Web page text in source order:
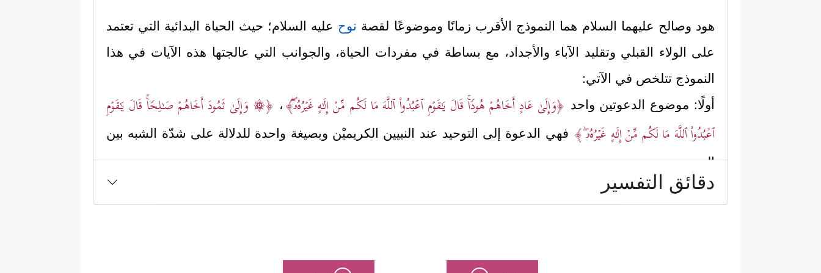
هود وصالح عليهما السلام هما النموذج الأقرب زمانًا وموضوعًا لقصة نوح عليه السلام؛ حيث الحياة البدائية التي تعتمد
على الولاء القبلي وتقليد الآباء والأجداد، مع بساطة في مفردات الحياة، والجوانب التي عالجتها هذه الآيات في هذا
النموذج تتلخص في الآتي:
أولًا: موضوع الدعوتين واحد ﴿وَإِلَىٰ عَادٍ أَخَاهُمۡ هُودࣰاۚ قَالَ یَـٰقَوۡمِ ٱعۡبُدُواْ ٱللَّهَ مَا لَكُم مِّنۡ إِلَـٰهٍ غَیۡرُهُۥۤۖ﴾ ، ﴿۞ وَإِلَىٰ ثَمُودَ أَخَاهُمۡ صَـٰلِحࣰاۚ قَالَ یَـٰقَوۡمِ
ٱعۡبُدُواْ ٱللَّهَ مَا لَكُم مِّنۡ إِلَـٰهٍ غَیۡرُهُۥ ۖ﴾ فهي الدعوة إلى التوحيد عند النبيين الكريميْن وبصيغة واحدة للدلالة على شدّة الشبه بين
التجربتين.
ثانيًا: ترغيب النبييْن لقومهما بالاستغفار والتوبة، قال هود:
﴿وَیَـٰقَوۡمِ ٱسۡتَغۡفِرُواْ رَبَّكُمۡ ثُمَّ تُوبُوۤاْ إِلَیۡهِ یُرۡسِلِ ٱلسَّمَاۤءَ عَلَیۡكُم مِّدۡرَارࣰا وَیَزِدۡكُمۡ قُوَّةً إِلَىٰ
دقائق التفسير